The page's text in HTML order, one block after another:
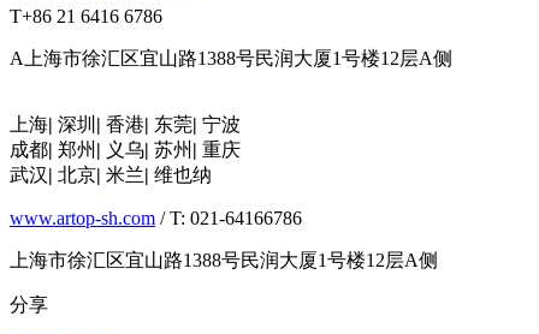
T+86 21 6416 6786
A上海市徐汇区宜山路1388号民润大厦1号楼12层A侧
上海| 深圳 | 香港| 东莞| 宁波
成都| 郑州 | 义乌| 苏州 | 重庆
武汉| 北京| 米兰| 维也纳
www.artop-sh.com / T: 021-64166786
上海市徐汇区宜山路1388号民润大厦1号楼12层A侧
分享